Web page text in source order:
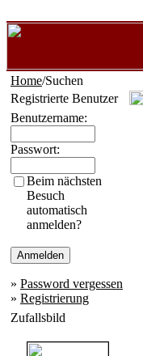
Home/Suchen
Registrierte Benutzer
Benutzername:
Passwort:
Beim nächsten
Besuch
automatisch
anmelden?
» Password vergessen
» Registrierung
Zufallsbild